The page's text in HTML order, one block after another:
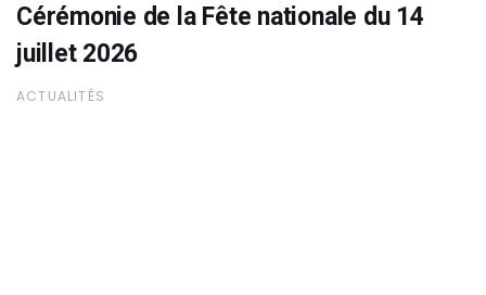
Cérémonie de la Fête nationale du 14
juillet 2026
ACTUALITÉS